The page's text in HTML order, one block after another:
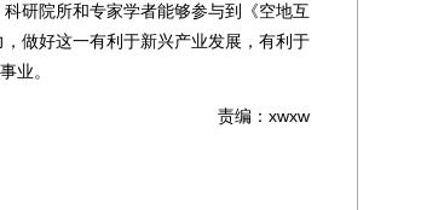
研院所和专家学者能够参与到《空地互
做好这一有利于新兴产业发展，有利于
业。
责编：xwxw